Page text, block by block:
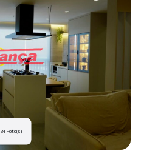
34 Foto(s)